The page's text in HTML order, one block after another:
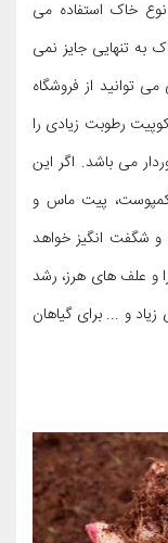
نوع خاک استفاده می
به تنهایی جایز نمی
توانید از فروشگاه
رطوبت زیادی را
می باشد. اگر این
پیت ماس و
و شگفت انگیز خواهد
و علف های هرز، رشد
و ... برای گیاهان